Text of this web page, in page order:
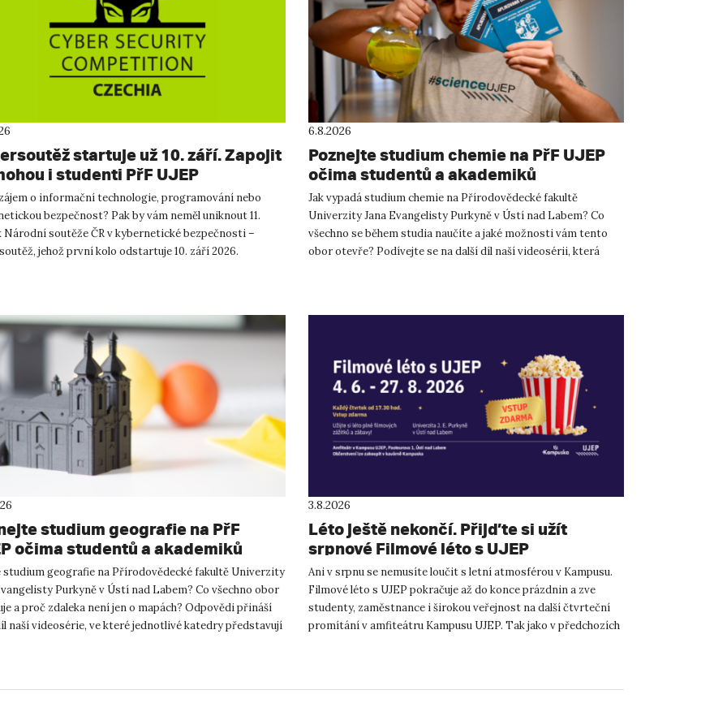
startuje už 10. září. Zapojit
i studenti PřF UJEP
o informační technologie, programování nebo
bezpečnost? Pak by vám neměl uniknout 11.
soutěže ČR v kybernetické bezpečnosti –
jehož první kolo odstartuje 10. září 2026.
6.8.2026
Poznejte studium chemie na PřF UJEP
očima studentů a akademiků
Jak vypadá studium chemie na Přírodovědecké fakultě
Univerzity Jana Evangelisty Purkyně v Ústí nad Labem? Co
všechno se během studia naučíte a jaké možnosti vám tento
obor otevře? Podívejte se na další díl naší videosérii, která
studium geografie na PřF
očima studentů a akademiků
studium geografie na Přírodovědecké fakultě Univerzity
Purkyně v Ústí nad Labem? Co všechno obor
a proč zdaleka není jen o mapách? Odpovědi přináší
naší videosérie, ve které jednotlivé katedry představují
3.8.2026
Léto ještě nekončí. Přijďte si užít
srpnové Filmové léto s UJEP
Ani v srpnu se nemusíte loučit s letní atmosférou v Kampusu.
Filmové léto s UJEP pokračuje až do konce prázdnin a zve
studenty, zaměstnance i širokou veřejnost na další čtvrteční
promítání v amfiteátru Kampusu UJEP. Tak jako v předchozích